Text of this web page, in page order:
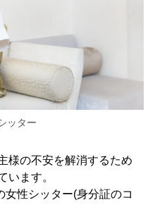
ッター
様の不安を解消するため
います。
性シッター(身分証のコ